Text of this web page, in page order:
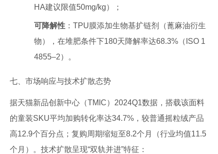
HA建议限值50mg/kg）；
可降解性 ：TPU膜添加生物基扩链剂（蓖麻油衍生
物），在堆肥条件下180天降解率达68.3%（ISO 1
4855–2）。
七、市场响应与技术扩散态势
据天猫新品创新中心（TMIC）2024Q1数据，搭载该面料
的童装SKU平均加购转化率达34.7%，较普通摇粒绒产品
高12.9个百分点；复购周期缩短至8.2个月（行业均值11.5
个月）。技术扩散呈现“双轨并进”特征：